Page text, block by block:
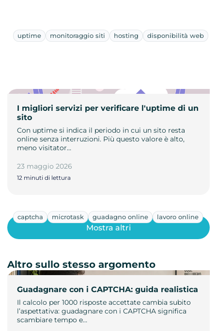
uptime monitoraggio siti hosting disponibilità web
I migliori servizi per verificare l'uptime di un
sito
Con uptime si indica il periodo in cui un sito resta
online senza interruzioni. Più questo valore è alto,
meno visitator…
23 maggio 2026
12 minuti di lettura
captcha microtask guadagno online lavoro online
Guadagnare con i CAPTCHA: guida realistica
Il calcolo per 1000 risposte accettate cambia subito
l’aspettativa: guadagnare con i CAPTCHA significa
scambiare tempo e…
Mostra altri
Altro sullo stesso argomento